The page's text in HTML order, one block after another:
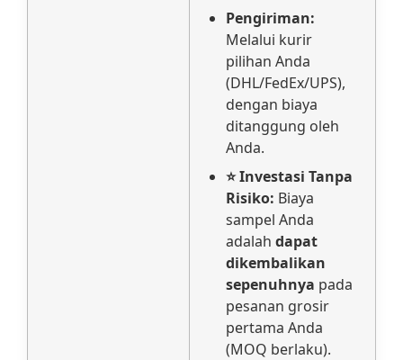
Pengiriman:
Melalui kurir
pilihan Anda
(DHL/FedEx/UPS),
dengan biaya
ditanggung oleh
Anda.
⭐ Investasi Tanpa
Risiko: Biaya
sampel Anda
adalah dapat
dikembalikan
sepenuhnya pada
pesanan grosir
pertama Anda
(MOQ berlaku).